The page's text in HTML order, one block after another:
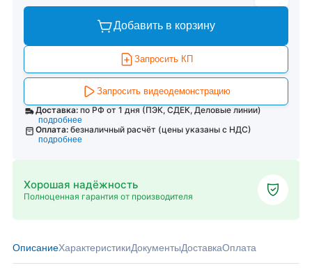
Добавить в корзину
Запросить КП
Запросить видеодемонстрацию
Доставка: по РФ от 1 дня (ПЭК, СДЕК, Деловые линии)
подробнее
Оплата: безналичный расчёт (цены указаны с НДС)
подробнее
Хорошая надёжность
Полноценная гарантия от производителя
ОписаниеХарактеристикиДокументыДоставкаОплата